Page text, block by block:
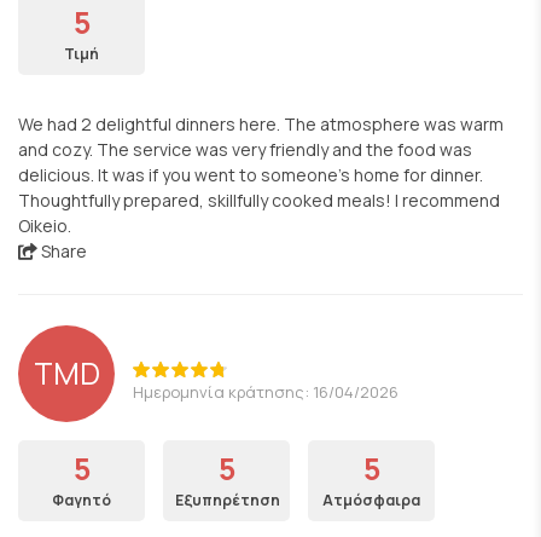
5
Τιμή
We had 2 delightful dinners here. The atmosphere was warm
and cozy. The service was very friendly and the food was
delicious. It was if you went to someone’s home for dinner.
Thoughtfully prepared, skillfully cooked meals! I recommend
Oikeio.
Share
TMD Ημερομηνία κράτησης: 16/04/2026
5
Φαγητό
5
Εξυπηρέτηση
5
Ατμόσφαιρα